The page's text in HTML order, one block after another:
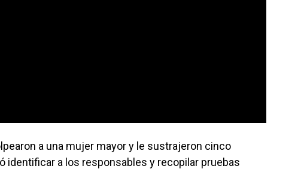
a una mujer mayor y le sustrajeron cinco
identificar a los responsables y recopilar pruebas